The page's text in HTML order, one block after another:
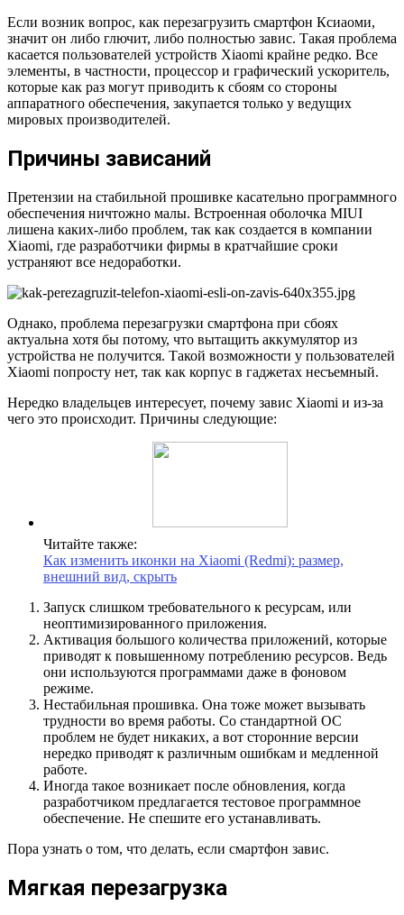
Если возник вопрос, как перезагрузить смартфон Ксиаоми,
значит он либо глючит, либо полностью завис. Такая проблема
касается пользователей устройств Xiaomi крайне редко. Все
элементы, в частности, процессор и графический ускоритель,
которые как раз могут приводить к сбоям со стороны
аппаратного обеспечения, закупается только у ведущих
мировых производителей.
Причины зависаний
Претензии на стабильной прошивке касательно программного
обеспечения ничтожно малы. Встроенная оболочка MIUI
лишена каких-либо проблем, так как создается в компании
Xiaomi, где разработчики фирмы в кратчайшие сроки
устраняют все недоработки.
Однако, проблема перезагрузки смартфона при сбоях
актуальна хотя бы потому, что вытащить аккумулятор из
устройства не получится. Такой возможности у пользователей
Xiaomi попросту нет, так как корпус в гаджетах несъемный.
Нередко владельцев интересует, почему завис Xiaomi и из-за
чего это происходит. Причины следующие:
Читайте также:
Как изменить иконки на Xiaomi (Redmi): размер,
внешний вид, скрыть
Запуск слишком требовательного к ресурсам, или
неоптимизированного приложения.
Активация большого количества приложений, которые
приводят к повышенному потреблению ресурсов. Ведь
они используются программами даже в фоновом
режиме.
Нестабильная прошивка. Она тоже может вызывать
трудности во время работы. Со стандартной ОС
проблем не будет никаких, а вот сторонние версии
нередко приводят к различным ошибкам и медленной
работе.
Иногда такое возникает после обновления, когда
разработчиком предлагается тестовое программное
обеспечение. Не спешите его устанавливать.
Пора узнать о том, что делать, если смартфон завис.
Мягкая перезагрузка